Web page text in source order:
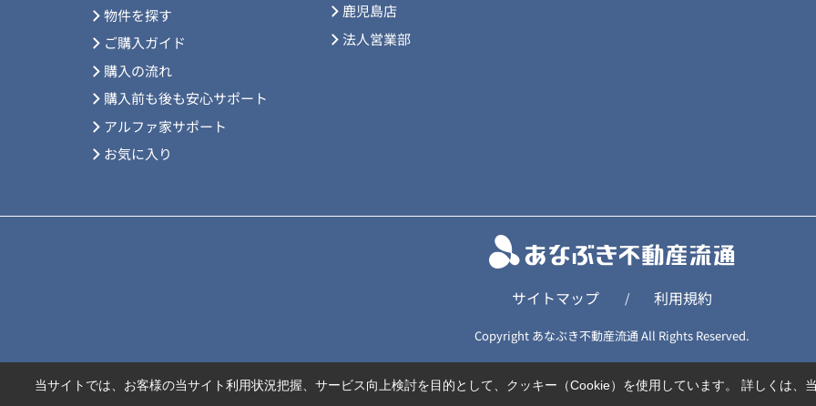
物件を探す
ご購入ガイド
購入の流れ
購入前も後も安心サポート
アルファ家サポート
お気に入り
鹿児島店
法人営業部
サイトマップ / 利用規約
Copyright あなぶき不動産流通 All Rights Reserved.
当サイトでは、お客様の当サイト利用状況把握、サービス向上検討を目的として、クッキー（Cookie）を使用しています。 詳しくは、